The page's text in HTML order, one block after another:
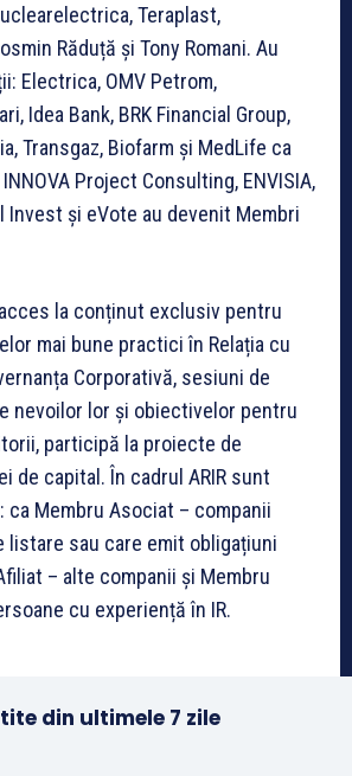
Teraplast,
Răduță și Tony Romani. Au
Electrica, OMV Petrom,
Idea Bank, BRK Financial Group,
Transgaz, Biofarm și MedLife ca
Project Consulting, ENVISIA,
Invest și eVote au devenit Membri
acces la conținut exclusiv pentru
mai bune practici în Relația cu
Corporativă, sesiuni de
nevoilor lor și obiectivelor pentru
participă la proiecte de
de capital. În cadrul ARIR sunt
ca Membru Asociat – companii
listare sau care emit obligațiuni
– alte companii și Membru
cu experiență în IR.
din ultimele 7 zile